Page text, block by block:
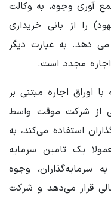
آوری وجوه، به وکالت
را از بانی خریداری
دهد. به عبارت دیگر
اجاره مجدد است.
اوراق اجاره مبتنی بر
از شرکت موقت واسط
استفاده می‌کند، به
یک تامین سرمایه
سرمایه‌گذاران، وجوه
قرار می‌دهد و شرکت